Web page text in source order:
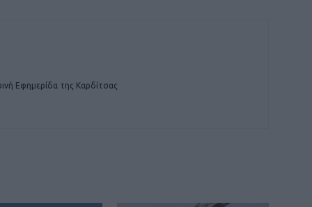
Εφημερίδα της Καρδίτσας